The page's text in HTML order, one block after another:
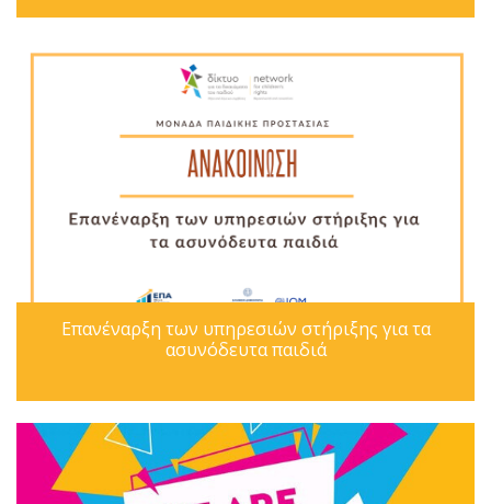
Επανέναρξη των υπηρεσιών στήριξης για τα
ασυνόδευτα παιδιά